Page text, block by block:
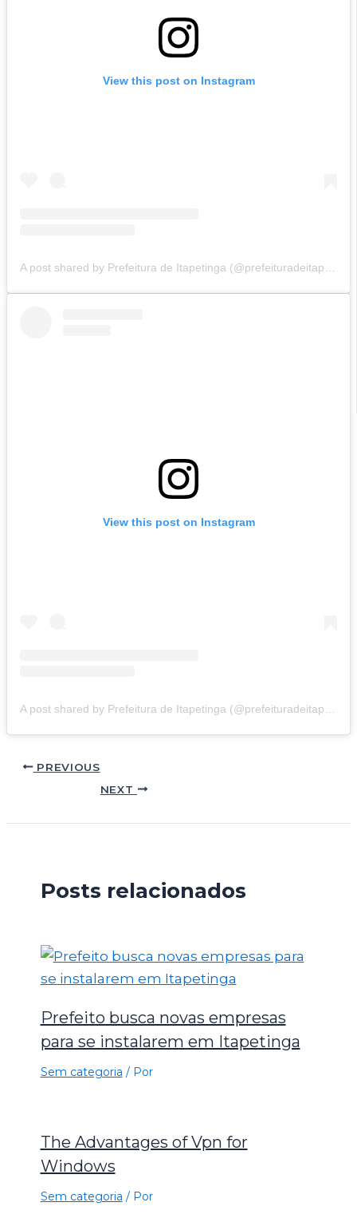
View this post on Instagram
View this post on Instagram
PREVIOUS
NEXT
Posts relacionados
Prefeito busca novas empresas
para se instalarem em Itapetinga
Sem categoria / Por
The Advantages of Vpn for
Windows
Sem categoria / Por